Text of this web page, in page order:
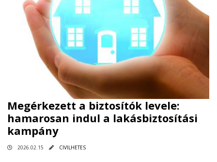
Megérkezett a biztosítók levele:
hamarosan indul a lakásbiztosítási
kampány
2026.02.15 CIVILHETES